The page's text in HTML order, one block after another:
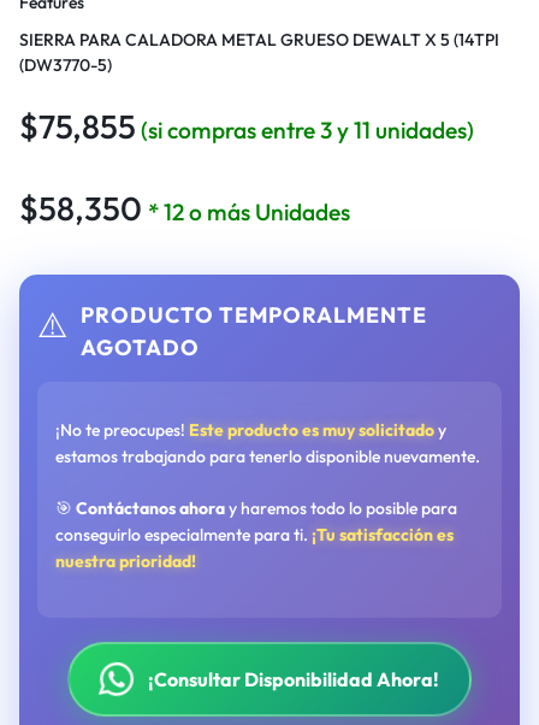
SIERRA PARA CALADORA METAL GRUESO DEWALT X 5 (14TPI
(DW3770-5)
$75,855 (si compras entre 3 y 11 unidades)
$58,350 * 12 o más Unidades
⚠️ PRODUCTO TEMPORALMENTE
AGOTADO
¡No te preocupes! Este producto es muy solicitadoy
estamos trabajando para tenerlo disponible nuevamente.
🎯 Contáctanos ahoray haremos todo lo posible para
conseguirlo especialmente para ti. ¡Tu satisfacción es
nuestra prioridad!
¡Consultar Disponibilidad Ahora!